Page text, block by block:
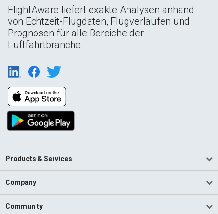
FlightAware liefert exakte Analysen anhand
von Echtzeit-Flugdaten, Flugverläufen und
Prognosen für alle Bereiche der
Luftfahrtbranche.
Products & Services
Company
Community